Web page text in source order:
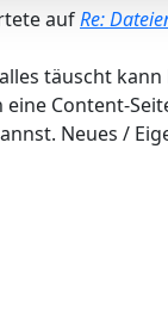
aufRe:
täuscht
Content-
Neues /